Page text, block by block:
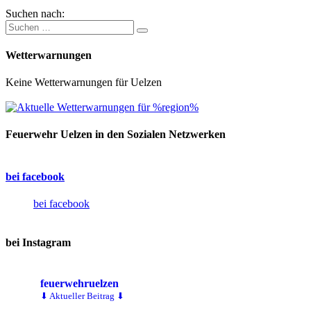
Suchen nach:
Wetterwarnungen
Keine Wetterwarnungen für Uelzen
Feuerwehr Uelzen in den Sozialen Netzwerken
bei facebook
bei facebook
bei Instagram
feuerwehruelzen
⬇ Aktueller Beitrag ⬇